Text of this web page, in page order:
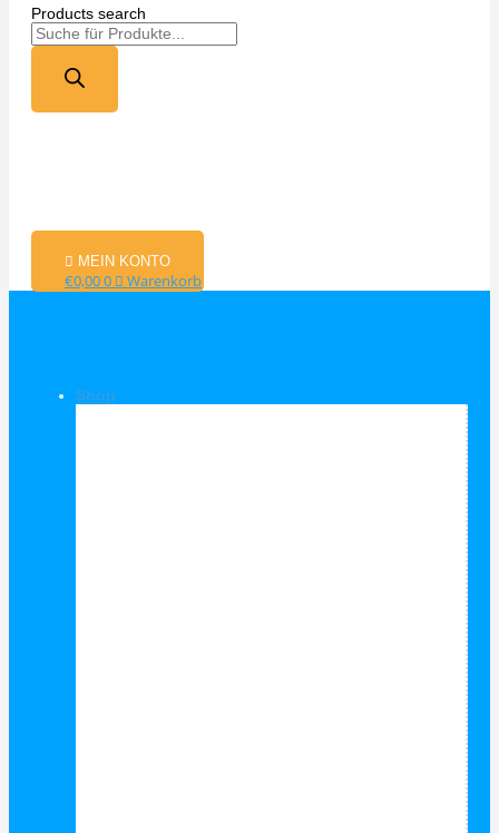
Products search
MEIN KONTO
€0,000 Warenkorb
Shop